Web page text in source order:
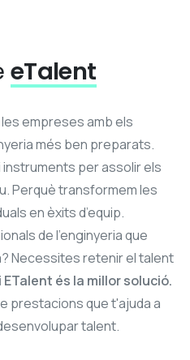
eTalent
empreses amb els
més ben preparats.
per assolir els
Perquè transformem les
en èxits d’equip.
de l'enginyeria que
Necessites retenir el talent
ETalent és la millor solució.
prestacions que t'ajuda a
talent.